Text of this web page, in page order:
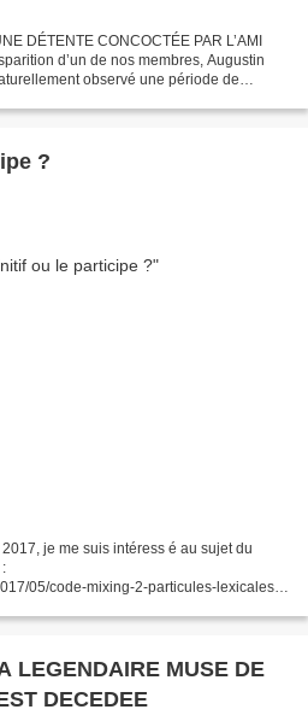
DÉTENTE CONCOCTÉE PAR L’AMI
d’un de nos membres, Augustin
observé une période de
?
je me suis intéress é au sujet du
05/code-mixing-2-particules-lexicales-
LEGENDAIRE MUSE DE
DECEDEE